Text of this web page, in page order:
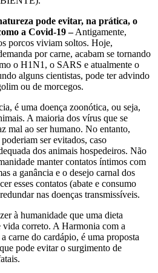
pode evitar, na prática, o
a Covid-19 –Antigamente,
porcos viviam soltos. Hoje,
por carne, acabam se tornando
o H1N1, o SARS e atualmente o
alguns cientistas, pode ter advindo
ou de morcegos.
é uma doença zoonótica, ou seja,
A maioria dos vírus que se
mal ao ser humano. No entanto,
ser evitados, caso
dos animais hospedeiros. Não
manter contatos íntimos com
a ganância e o desejo carnal dos
esses contatos (abate e consumo
nas doenças transmissíveis.
à humanidade que uma dieta
correto. A Harmonia com a
carne do cardápio, é uma proposta
pode evitar o surgimento de